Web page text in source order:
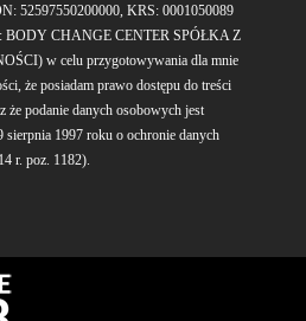
52597550200000, KRS: 0001050089
BODY CHANGE CENTER SPÓŁKA Z
w celu przygotowywania dla mnie
że posiadam prawo dostępu do treści
że podanie danych osobowych jest
1997 roku o ochronie danych
r. poz. 1182).